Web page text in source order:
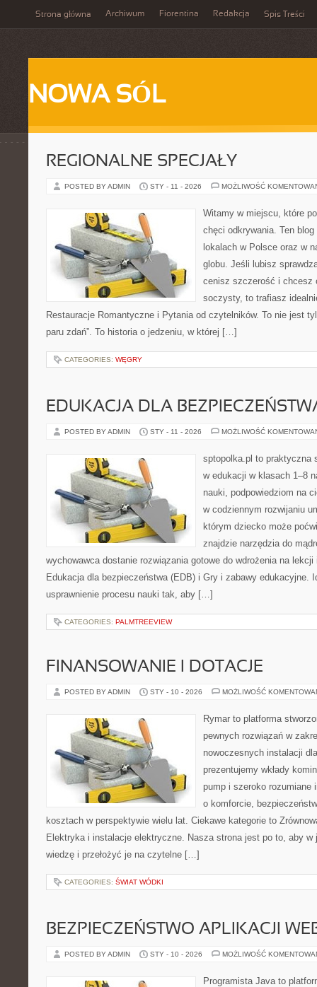
Strona główna Archiwum Fiorentina Redakcja Spis Treści
NOWA SÓL
REGIONALNE SPECJAŁY
POSTED BY ADMIN STY - 11 - 2026 MOŻLIWOŚĆ
Witamy w miejscu, które
chęci odkrywania. Ten
lokalach w Polsce oraz w
globu. Jeśli lubisz
cenisz szczerość i chcesz
soczysty, to trafiasz
Restauracje Romantyczne i Pytania od czytelników. To nie jest
paru zdań”. To historia o jedzeniu, w której […]
CATEGORIES: WĘGRY
EDUKACJA DLA
POSTED BY ADMIN STY - 11 - 2026 MOŻLIWOŚĆ
sptopolka.pl to praktyczna
w edukacji w klasach 1–8
nauki, podpowiedziom na
w codziennym rozwijaniu
którym dziecko może
znajdzie narzędzia do
wychowawca dostanie rozwiązania gotowe do wdrożenia na
Edukacja dla bezpieczeństwa (EDB) i Gry i zabawy edukacyjne.
usprawnienie procesu nauki tak, aby […]
CATEGORIES: PALMTREEVIEW
FINANSOWANIE I DOTACJE
POSTED BY ADMIN STY - 10 - 2026 MOŻLIWOŚĆ
Rymar to platforma
pewnych rozwiązań w
nowoczesnych instalacji
prezentujemy wkłady
pump i szeroko rozumiane
o komforcie,
kosztach w perspektywie wielu lat. Ciekawe kategorie to
Elektryka i instalacje elektryczne. Nasza strona jest po to, aby w
wiedzę i przełożyć je na czytelne […]
CATEGORIES: ŚWIAT WÓDKI
BEZPIECZEŃSTWO APLIKACJI
POSTED BY ADMIN STY - 10 - 2026 MOŻLIWOŚĆ
Programista Java to